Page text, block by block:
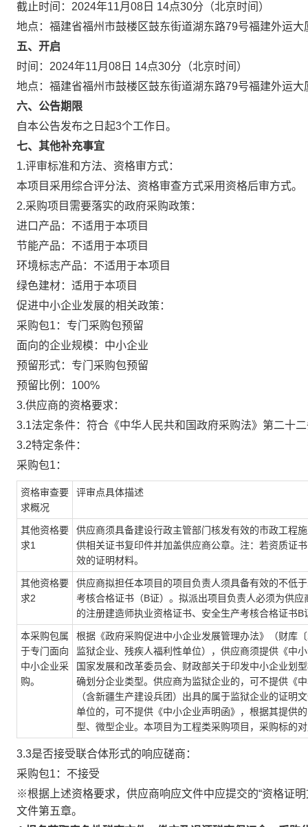
截止时间：2024年11月08日 14点30分（北京时间）
地点：福建省福州市鼓楼区鼓东街道湖东路79号福建外运大
五、开启
时间：2024年11月08日 14点30分（北京时间）
地点：福建省福州市鼓楼区鼓东街道湖东路79号福建外运大
六、公告期限
自本公告发布之日起3个工作日。
七、其他补充事宜
1.评审标准和方法、资格审方式：
本项目采用综合评分法、资格审查方式采用资格后审方式。
2.采购项目需要落实的政府采购政策：
进口产品：不适用于本项目
节能产品：不适用于本项目
环境标志产品：不适用于本项目
绿色建材：适用于本项目
促进中小企业发展的相关政策：
采购包1：专门采购包预留
面向的企业规模：中小企业
预留形式：专门采购包预留
预留比例：100%
3.供应商的资格要求：
3.1法定条件：符合《中华人民共和国政府采购法》第二十
3.2特定条件：
采购包1：
资格审查要
求概况
评审点具体描述
其他资格要
求1
供应商须具备建设行政主管部门核发有效的市政工程
供相关证书复印件并加盖供应商公章。注：若资质证
效的证明材料。
其他资格要
求2
供应商拟担任本项目的项目负责人须具备有效的不低
考核合格证书（B证）。拟派出项目负责人必须为供
的注册建造师执业资格证书、安全生产考核合格证书B
本采购包属
于专门面向
中小企业采
购。
根据《政府采购促进中小企业发展管理办法》（财库
监狱企业、残疾人福利性单位），供应商须提供《中
国家发展和改革委员会、财政部关于印发中小企业划
确划分企业类型。供应商为监狱企业的，可不提供《
（含新疆生产建设兵团）出具的属于监狱企业的证明
单位的，可不提供《中小企业声明函》，根据其提供
型、微型企业。本项目为工程类采购项目，采购标的
3.3是否接受联合体形式的响应磋商：
采购包1：不接受
※根据上述资格要求，供应商响应文件中应提交的“资格证
文件第五章。